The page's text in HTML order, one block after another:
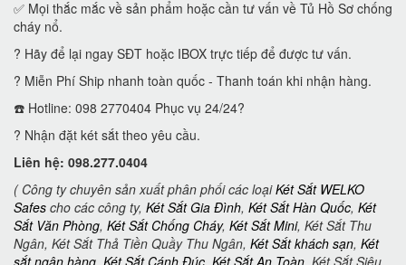
✅ Mọi thắc mắc về sản phẩm hoặc cần tư vấn về Tủ Hồ Sơ chống
cháy nổ.
? Hãy để lại ngay SĐT hoặc IBOX trực tiếp để được tư vấn.
? Miễn Phí Ship nhanh toàn quốc - Thanh toán khi nhận hàng.
☎️ Hotline: 098 2770404 Phục vụ 24/24?
? Nhận đặt két sắt theo yêu cầu.
Liên hệ: 098.277.0404
( Công ty chuyên sản xuất phân phối các loạiKét Sắt WELKO
Safes cho các công ty, Két Sắt Gia Đình, Két Sắt Hàn Quốc, Két
Sắt Văn Phòng, Két Sắt Chống Cháy, Két Sắt Mini, Két Sắt Thu
Ngân, Két Sắt Thả Tiền Quầy Thu Ngân, Két Sắt khách sạn, Két
sắt ngân hàng, Két Sắt Cánh Đúc, Két Sắt An Toàn, Két Sắt Siêu